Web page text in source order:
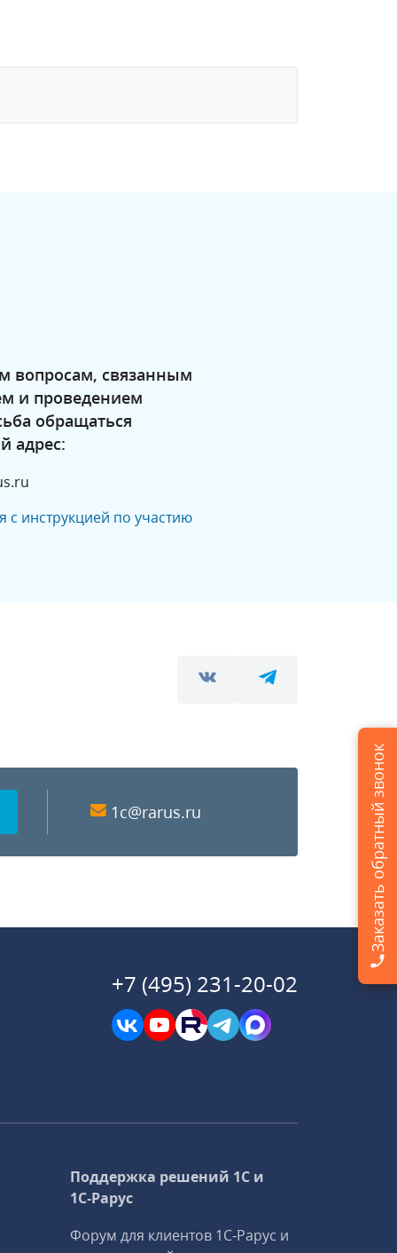
вопросам, связанным
и проведением
обращаться
адрес:
с инструкцией по участию
1c@rarus.ru
+7 (495) 231-20-02
Поддержка решений 1С и
1С‑Рарус
Форум для клиентов 1С‑Рарус и
Заказать обратный звонок